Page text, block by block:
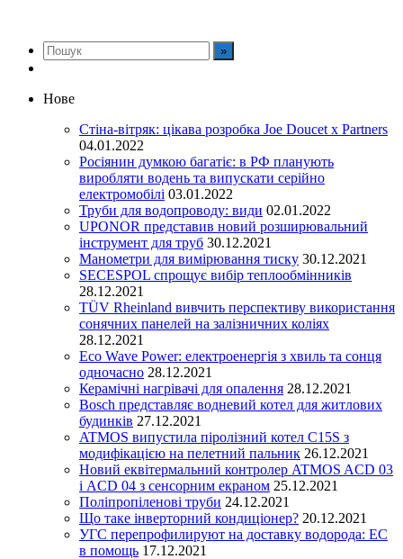
Нове
Стіна-вітряк: цікава розробка Joe Doucet x Partners
04.01.2022
Росіянин думкою багатіє: в РФ планують
виробляти водень та випускати серійно
електромобілі 03.01.2022
Труби для водопроводу: види 02.01.2022
UPONOR представив новий розширювальний
інструмент для труб 30.12.2021
Манометри для вимірювання тиску 30.12.2021
SECESPOL спрощує вибір теплообмінників
28.12.2021
TÜV Rheinland вивчить перспективу використання
сонячних панелей на залізничних коліях
28.12.2021
Eco Wave Power: електроенергія з хвиль та сонця
одночасно 28.12.2021
Керамічні нагрівачі для опалення 28.12.2021
Bosch представляє водневий котел для житлових
будинків 27.12.2021
ATMOS випустила піролізний котел C15S з
модифікацією на пелетний пальник 26.12.2021
Новий еквітермальний контролер ATMOS ACD 03
і ACD 04 з сенсорним екраном 25.12.2021
Поліпропіленові труби 24.12.2021
Що таке інверторний кондиціонер? 20.12.2021
УГС перепрофилируют на доставку водорода: EC
в помощь 17.12.2021